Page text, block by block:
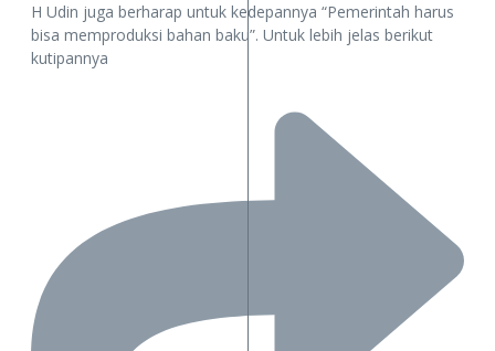
H Udin juga berharap untuk kedepannya “Pemerintah harus
bisa memproduksi bahan baku”. Untuk lebih jelas berikut
kutipannya